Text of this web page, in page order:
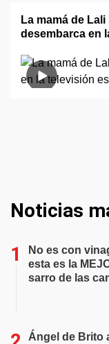
La mamá de
desembarca en
Noticias
No es con
esta es la
sarro de las
Ángel de Brito